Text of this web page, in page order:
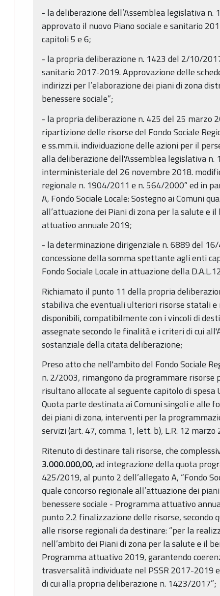
- la deliberazione dell’Assemblea legislativa n.
approvato il nuovo Piano sociale e sanitario
capitoli 5 e 6;
- la propria deliberazione n. 1423 del 2/10/
sanitario 2017-2019. Approvazione delle
indirizzi per l’elaborazione dei piani di zona
benessere sociale”;
- la propria deliberazione n. 425 del 25 marzo
ripartizione delle risorse del Fondo Sociale
e ss.mm.ii. individuazione delle azioni per il
alla deliberazione dell'Assemblea legislativa n.
interministeriale del 26 novembre 2018.
regionale n. 1904/2011 e n. 564/2000” ed in
A, Fondo Sociale Locale: Sostegno ai Comuni
all’attuazione dei Piani di zona per la salute e
attuativo annuale 2019;
- la determinazione dirigenziale n. 6889 del
concessione della somma spettante agli enti
Fondo Sociale Locale in attuazione della
Richiamato il punto 11 della propria
stabiliva che eventuali ulteriori risorse statali e
disponibili, compatibilmente con i vincoli di
assegnate secondo le finalità e i criteri di cui
sostanziale della citata deliberazione;
Preso atto che nell'ambito del Fondo Sociale
n. 2/2003, rimangono da programmare risorse
risultano allocate al seguente capitolo di spesa
Quota parte destinata ai Comuni singoli e alle
dei piani di zona, interventi per la
servizi (art. 47, comma 1, lett. b), L.R. 12 marzo
Ritenuto di destinare tali risorse, che
3.000.000,00,ad integrazione della quota
425/2019, al punto 2 dell’allegato A, “Fondo
quale concorso regionale all’attuazione dei
benessere sociale - Programma attuativo
punto 2.2 finalizzazione delle risorse, secondo
alle risorse regionali da destinare: “per la
nell’ambito dei Piani di zona per la salute e il
Programma attuativo 2019, garantendo
trasversalità individuate nel PSSR 2017-2019
di cui alla propria deliberazione n. 1423/2017”;